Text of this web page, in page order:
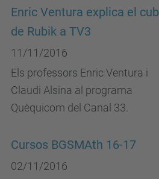
Enric Ventura explica el cub
de Rubik a TV3
11/11/2016
Els professors Enric Ventura i
Claudi Alsina al programa
Quèquicom del Canal 33.
Cursos BGSMAth 16-17
02/11/2016